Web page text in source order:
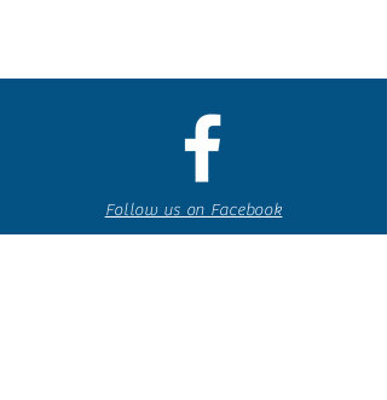
Follow us on Facebook